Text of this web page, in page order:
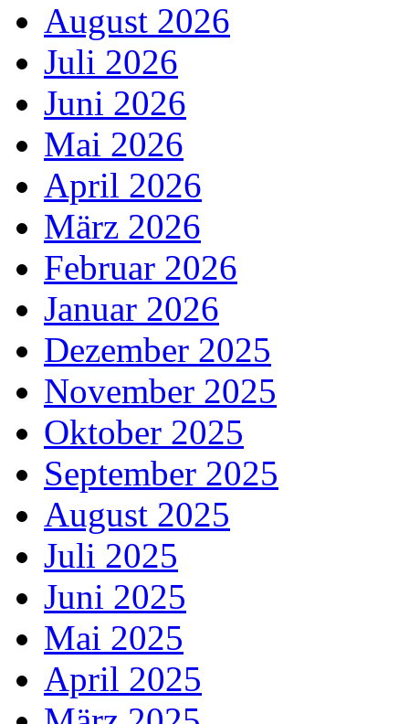
August 2026
Juli 2026
Juni 2026
Mai 2026
April 2026
März 2026
Februar 2026
Januar 2026
Dezember 2025
November 2025
Oktober 2025
September 2025
August 2025
Juli 2025
Juni 2025
Mai 2025
April 2025